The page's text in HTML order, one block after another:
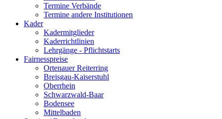
Termine Verbände
Termine andere Institutionen
Kader
Kadermitglieder
Kaderrichtlinien
Lehrgänge - Pflichtstarts
Fairnesspreise
Ortenauer Reiterring
Breisgau-Kaiserstuhl
Oberrhein
Schwarzwald-Baar
Bodensee
Mittelbaden